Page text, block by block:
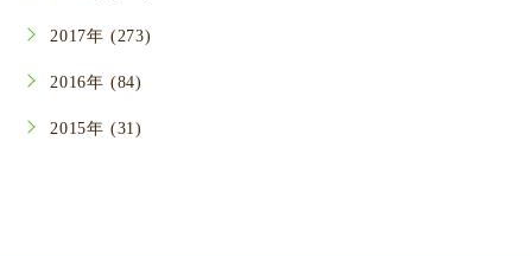
2017年 (273)
2016年 (84)
2015年 (31)